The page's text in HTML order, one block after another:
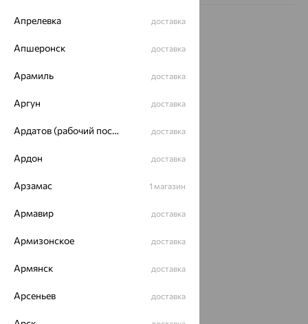
Идеальный комплект
Кольцо,
гранат,
17 324
48 123₽
Апрелевка доставка
Апшеронск доставка
Арамиль доставка
Аргун доставка
Ардатов (рабочий поселок) доставка
Ардон доставка
Арзамас 1 магазин
Армавир доставка
Армизонское доставка
Армянск доставка
Арсеньев доставка